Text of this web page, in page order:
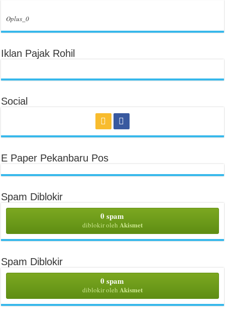
Oplus_0
Iklan Pajak Rohil
Social
E Paper Pekanbaru Pos
Spam Diblokir
0 spam
diblokir oleh Akismet
Spam Diblokir
0 spam
diblokir oleh Akismet